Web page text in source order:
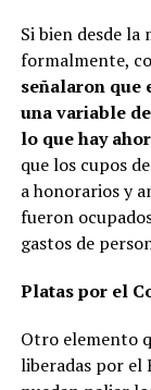
Si bien desde
formalmente,
señalaron que
una variable
lo que hay
que los cupos
a honorarios y
fueron
gastos de
Platas por el
Otro elemento
liberadas por el